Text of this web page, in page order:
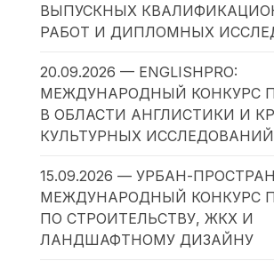
ВЫПУСКНЫХ
РАБОТ И ДИПЛОМНЫХ
20.09.2026 — ENGLISHPRO:
МЕЖДУНАРОДНЫЙ КОНКУРС
В ОБЛАСТИ АНГЛИСТИКИ И
КУЛЬТУРНЫХ ИССЛЕДОВАНИЙ
15.09.2026 — УРБАН-
МЕЖДУНАРОДНЫЙ КОНКУРС
ПО СТРОИТЕЛЬСТВУ, ЖКХ И
ЛАНДШАФТНОМУ ДИЗАЙНУ